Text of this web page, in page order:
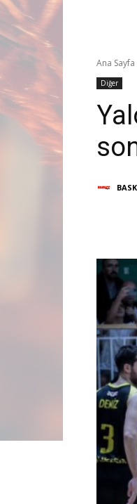
Ana Sayfa
Diğer